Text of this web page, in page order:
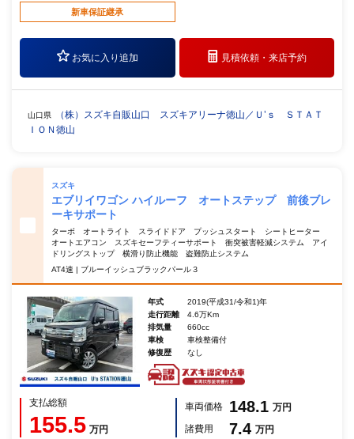
新車保証継承
お気に入り追加 見積依頼・来店予約
山口県
（株）スズキ自販山口 スズキアリーナ徳山／Ｕ’ｓ ＳＴＡＴ
ＩＯＮ徳山
スズキ
エブリイワゴン ハイルーフ オートステップ 前後ブレ
ーキサポート
ターボ オートライト スライドドア プッシュスタート シートヒーター
オートエアコン スズキセーフティーサポート 衝突被害軽減システム アイ
ドリングストップ 横滑り防止機能 盗難防止システム
AT4速 | ブルーイッシュブラックパール３
年式
2019(平成31/令和1)年
走行距離
4.6万Km
排気量
660cc
車検
車検整備付
修復歴
なし
支払総額
155.5 万円
車両価格 148.1 万円
諸費用
7.4 万円